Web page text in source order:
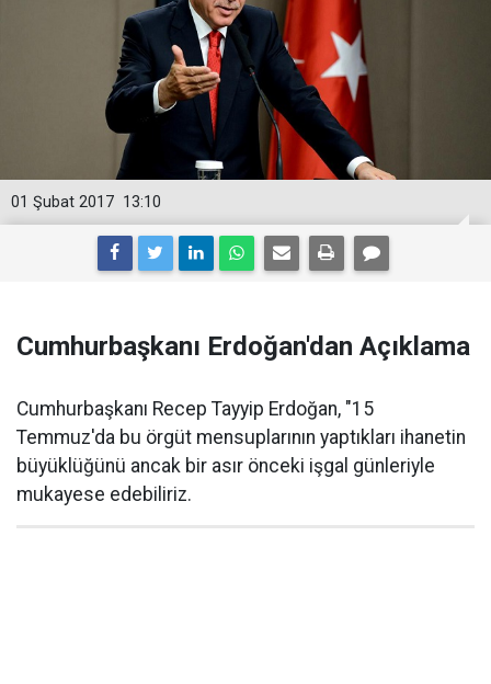
13:10
01 Şubat 2017
Cumhurbaşkanı Erdoğan'dan Açıklama
Cumhurbaşkanı Recep Tayyip Erdoğan, "15
Temmuz'da bu örgüt mensuplarının yaptıkları ihanetin
büyüklüğünü ancak bir asır önceki işgal günleriyle
mukayese edebiliriz.